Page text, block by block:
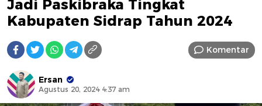
Jadi Paskibraka Tingkat
Kabupaten Sidrap Tahun 2024
Komentar
Ersan
Agustus 20, 2024 4:37 am